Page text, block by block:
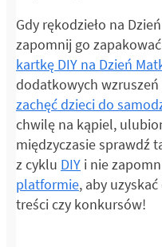
Gdy rękodzieło na
zapomnij go
kartkę DIY na Dzień
dodatkowych
zachęć dzieci do
chwilę na kąpiel,
międzyczasie sprawdź
z cyklu DIY i nie
platformie, aby
treści czy konkursów!